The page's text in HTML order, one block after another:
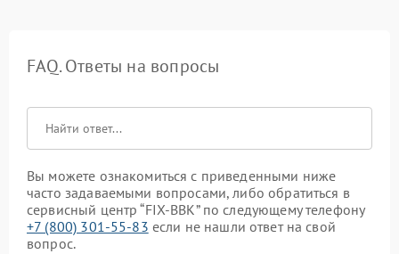
FAQ. Ответы на вопросы
Вы можете ознакомиться с приведенными ниже
часто задаваемыми вопросами, либо обратиться в
сервисный центр “FIX-BBK” по следующему телефону
+7 (800) 301-55-83 если не нашли ответ на свой
вопрос.